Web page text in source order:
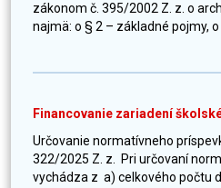
zákonom č. 395/2002 Z. z. o
najmä: o § 2 – základné pojmy, o
Financovanie zariadení
Určovanie normatívneho
322/2025 Z. z. Pri určovaní
vychádza z a) celkového počtu